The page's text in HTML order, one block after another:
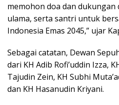
memohon doa dan dukungan
ulama, serta santri untuk
Indonesia Emas 2045,” ujar
Sebagai catatan, Dewan
dari KH Adib Rofi’uddin Izza,
Tajudin Zein, KH Subhi
dan KH Hasanudin Kriyani.